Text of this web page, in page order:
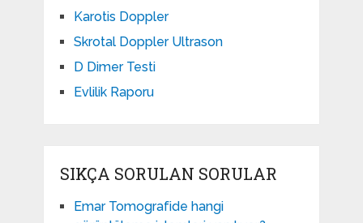
Karotis Doppler
Skrotal Doppler Ultrason​
D Dimer Testi
Evlilik Raporu
SIKÇA SORULAN SORULAR
Emar Tomografide hangi